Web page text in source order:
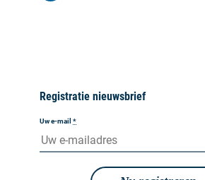
Registratie nieuwsbrief
Uw e-mail *